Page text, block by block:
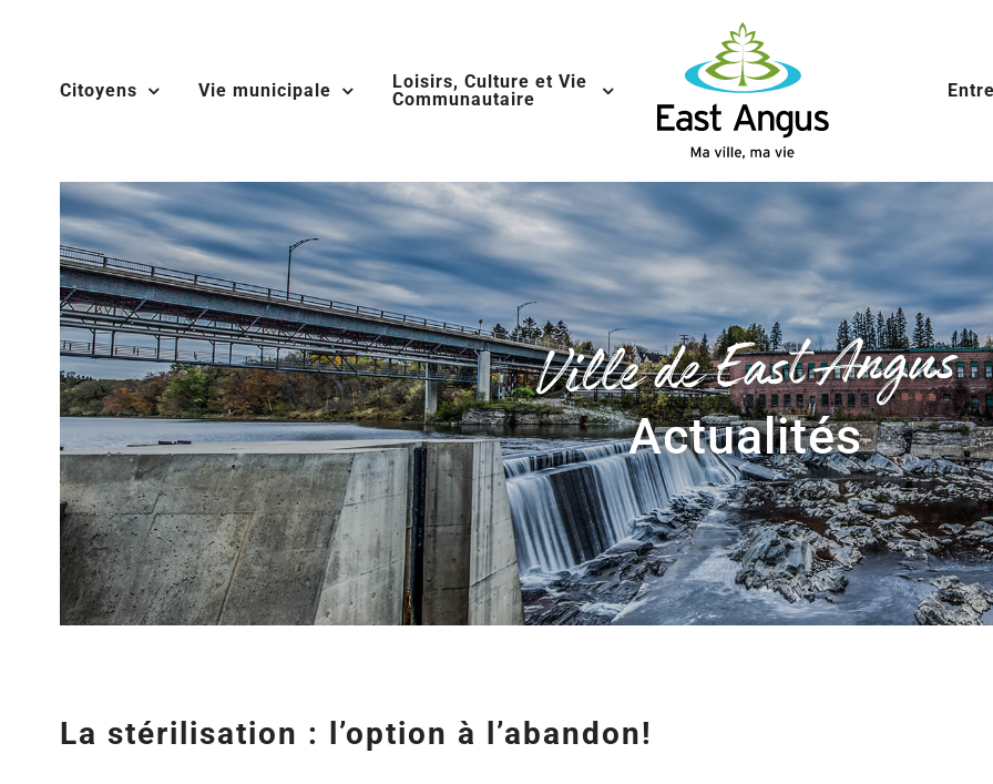
contentCitoyens Vie municipale
Loisirs, Culture et Vie
Communautaire
Ville de East Angus
Actualités
La stérilisation : l’option à l’abandon!